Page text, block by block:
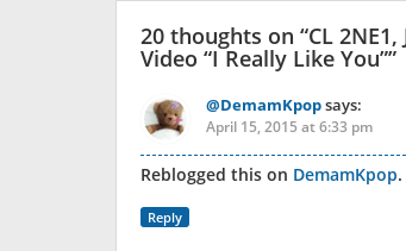
20 thoughts on “CL
Video “I Really Like You””
@DemamKpopsays:
April 15, 2015 at 6:33 pm
Reblogged this on DemamKpop.
Reply